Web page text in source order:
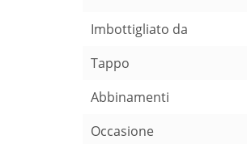
Imbottigliato da
Tappo
Abbinamenti
Occasione